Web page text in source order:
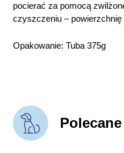
pocierać za pomocą
czyszczeniu – powierzchnię
Opakowanie: Tuba 375g